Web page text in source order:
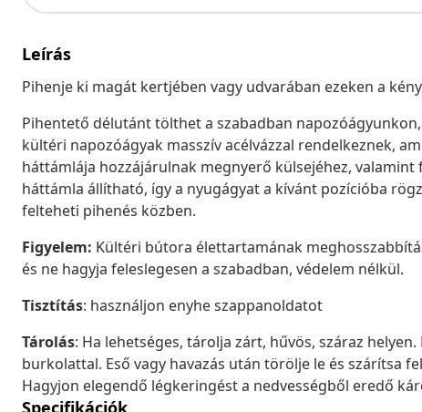
Leírás
Pihenje ki magát kertjében vagy udvarában ezeken a
Pihentető délutánt tölthet a szabadban
kültéri napozóágyak masszív acélvázzal rendelkeznek,
háttámlája hozzájárulnak megnyerő külsejéhez,
háttámla állítható, így a nyugágyat a kívánt pozícióba
felteheti pihenés közben.
Figyelem: Kültéri bútora élettartamának
és ne hagyja feleslegesen a szabadban, védelem nélkül.
Tisztítás: használjon enyhe szappanoldatot
Tárolás: Ha lehetséges, tárolja zárt, hűvös, száraz
burkolattal. Eső vagy havazás után törölje le és szárítsa
Hagyjon elegendő légkeringést a nedvességből eredő
Specifikációk